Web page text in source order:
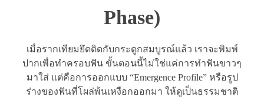
Phase)
เมื่อรากเทียมยึดติดกับกระดูกสมบูรณ์แล้ว เราจะพิมพ์
ปากเพื่อทำครอบฟัน ขั้นตอนนี้ไม่ใช่แค่การทำฟันขาวๆ
มาใส่ แต่คือการออกแบบ “Emergence Profile” หรือรูป
ร่างของฟันที่โผล่พ้นเหงือกออกมา ให้ดูเป็นธรรมชาติ